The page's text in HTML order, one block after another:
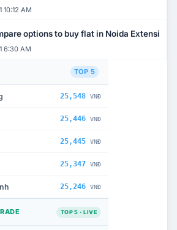
10:12 AM
options to buy flat in Noida Extension?
6:30 AM
TOP 5
25,548 VNĐ
25,446 VNĐ
25,445 VNĐ
25,347 VNĐ
25,246 VNĐ
TOP 5 · LIVE